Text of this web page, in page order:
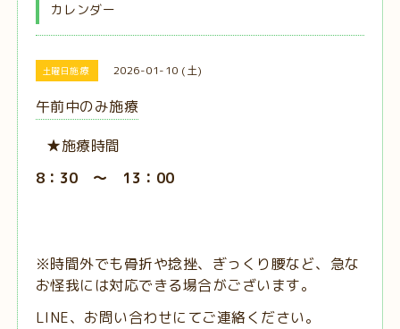
カレンダー
土曜日施療 2026-01-10 (土)
午前中のみ施療
★施療時間
8：30 ～ 13：00
※時間外でも骨折や捻挫、ぎっくり腰など、急な
お怪我には対応できる場合がございます。
LINE、お問い合わせにてご連絡ください。